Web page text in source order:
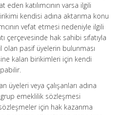
katılımcının varsa ilgili
kendisi adına aktarıma konu
vefat etmesi nedeniyle ilgili
çerçevesinde hak sahibi sıfatıyla
pasif üyelerin bulunması
kalan birikimleri için kendi
üyeleri veya çalışanları adına
emeklilik sözleşmesi
için hak kazanma